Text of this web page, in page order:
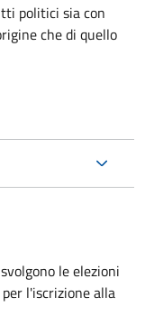
politici sia con
che di quello
le elezioni
l'iscrizione alla